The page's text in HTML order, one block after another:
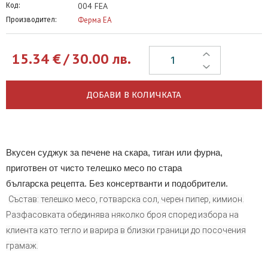
Код: 004 FEA
Производител: Ферма ЕА
15.34€/30.00 лв.
ДОБАВИ В КОЛИЧКАТА
Вкусен суджук за печене на скара, тиган или фурна,
приготвен от чисто телешко месо по стара
българска рецепта. Без консертванти и подобрители.
Състав: телешко месо, готварска сол, черен пипер, кимион.
Разфасовката обединява няколко броя според избора на
клиента като тегло и варира в близки граници до посочения
грамаж.